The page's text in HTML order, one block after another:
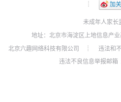
┊
加
未成年人家长
地址：北京市海淀区上地信息产
北京六趣网络科技有限公司
┊ 违法和
违法不良信息举报邮箱